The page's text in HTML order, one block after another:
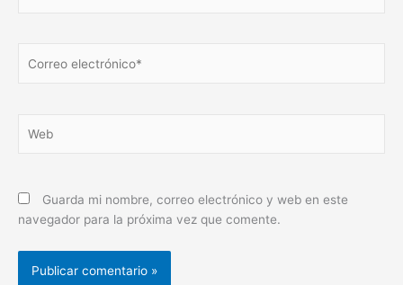
electrónico*
Guarda mi nombre, correo electrónico y web en este
navegador para la próxima vez que comente.